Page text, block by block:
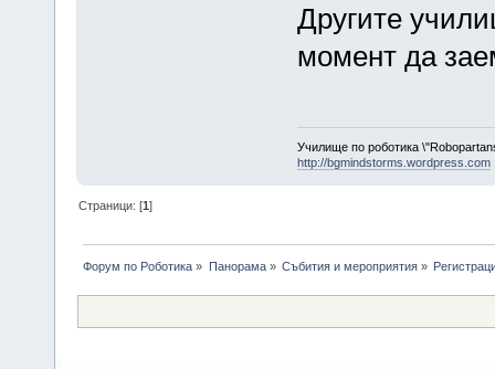
Другите
момент да
Училище по роботика
http://bgmindstorms.wordpress.com
Страници: [1]
Форум по Роботика » Панорама» Събития и мероприятия»